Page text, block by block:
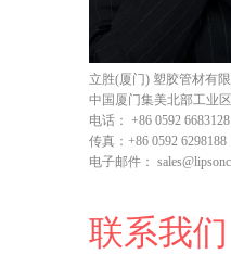
立胜(厦门) 塑胶管材有
中国厦门集美北部工业
电话： +86 0592 6683128
传真： +86 0592 6298188
电子邮件：
联系我们